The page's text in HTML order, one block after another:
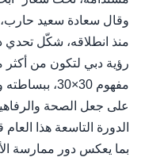
وقال سعادة سعيد حارب،
منذ انطلاقه، شكّل تحدي
رؤية دبي لتكون من
مفهوم
على جعل الصحة
الدورة التاسعة هذا
بما يعكس دور ممارسة